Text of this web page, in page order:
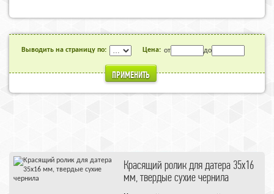
Выводить на страницу по: Цена: от до
ПРИМЕНИТЬ
Красящий ролик для датера 35х16
мм, твердые сухие чернила